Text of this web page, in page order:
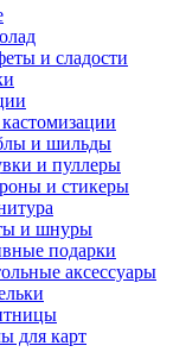
и сладости
и шильды
и пуллеры
и стикеры
и шнуры
подарки
аксессуары
для карт